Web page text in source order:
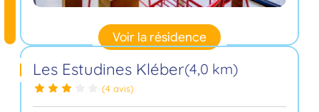
Voir la résidence
Les Estudines Kléber(4,0 km)
(4 avis)